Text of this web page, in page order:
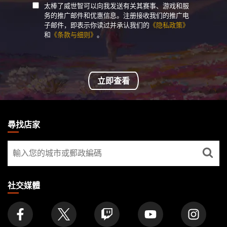
太棒了威世智可以向我发送有关其赛事、游戏和服
务的推广邮件和优惠信息。注册接收我们的推广电
子邮件，即表示你读过并承认我们的 《隐私政策》
和 《条款与细则》 。
立即查看
THE
GATHERING
FOOTER
尋找店家
尋
找
家
社交媒體